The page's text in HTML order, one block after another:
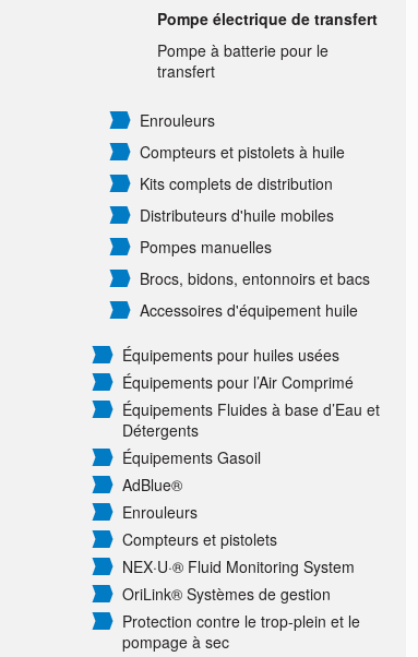
Pompe électrique de transfert
Pompe à batterie pour le
transfert
Enrouleurs
Compteurs et pistolets à huile
Kits complets de distribution
Distributeurs d'huile mobiles
Pompes manuelles
Brocs, bidons, entonnoirs et bacs
Accessoires d'équipement huile
Équipements pour huiles usées
Équipements pour l’Air Comprimé
Équipements Fluides à base d’Eau et
Détergents
Équipements Gasoil
AdBlue®
Enrouleurs
Compteurs et pistolets
NEX·U·® Fluid Monitoring System
OriLink® Systèmes de gestion
Protection contre le trop-plein et le
pompage à sec